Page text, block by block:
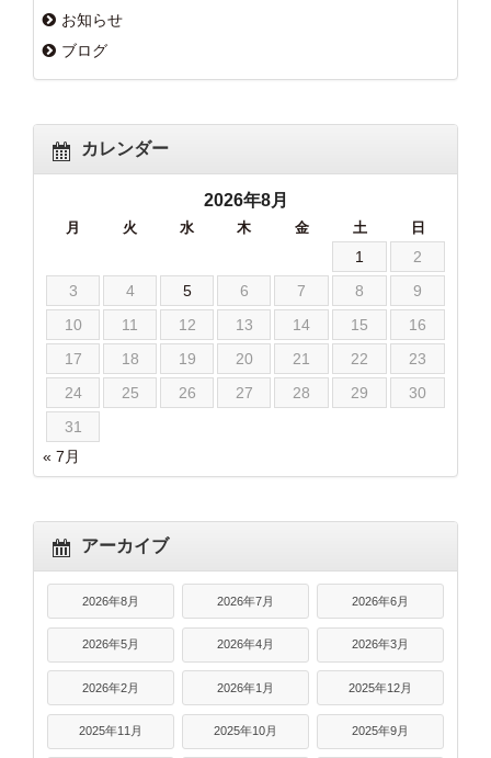
お知らせ
ブログ
カレンダー
2026年8月
月 火 水 木 金 土 日
1
2
3
4 5 6 7 8
9
10
11 12 13 14 15
16
17
18 19 20 21 22
23
24
25 26 27 28 29
30
31
« 7月
アーカイブ
2026年8月 2026年7月 2026年6月
2026年5月 2026年4月 2026年3月
2026年2月 2026年1月 2025年12月
2025年11月 2025年10月 2025年9月